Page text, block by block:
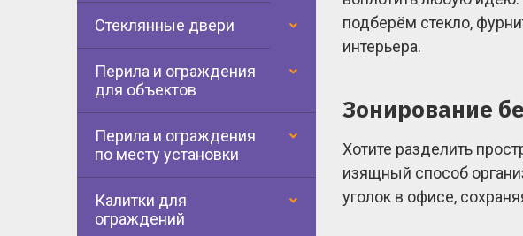
Стеклянные двери
Перила и ограждения
для объектов
Перила и ограждения
по месту установки
Калитки для
ограждений
подберём стекло,
интерьера.
Зонирование
Хотите разделить
изящный способ
уголок в офисе,